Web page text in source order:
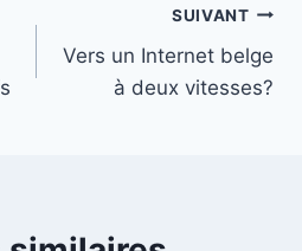
SUIVANT
Vers un Internet belge
à deux vitesses?